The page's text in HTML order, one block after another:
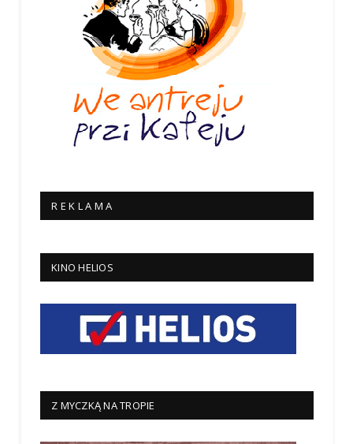
R E K L A M A
KINO HELIOS
Z MYCZKĄ NA TROPIE